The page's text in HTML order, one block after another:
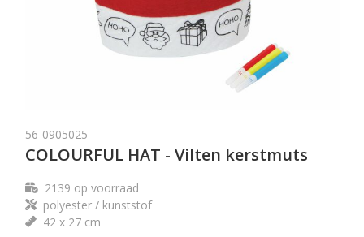
56-0905025
COLOURFUL HAT - Vilten kerstmuts
2139 op voorraad
polyester / kunststof
42 x 27 cm